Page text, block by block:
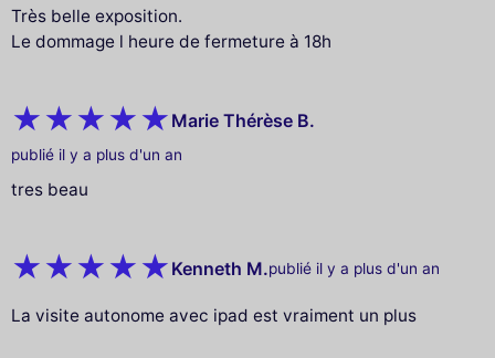
Très belle exposition.
Le dommage l heure de fermeture à 18h
Marie Thérèse B.
publié il y a plus d'un an
tres beau
Kenneth M.publié il y a plus d'un an
La visite autonome avec ipad est vraiment un plus